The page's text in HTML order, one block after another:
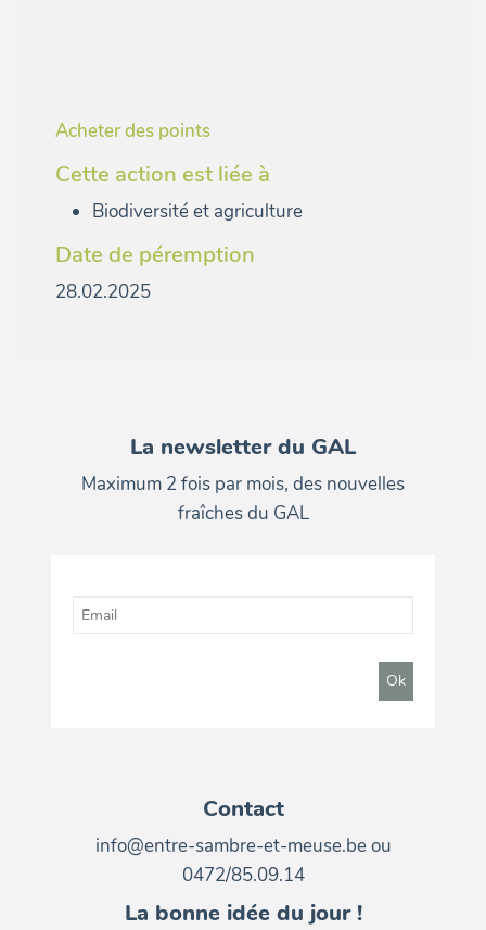
Acheter des points
Cette action est liée à
Biodiversité et agriculture
Date de péremption
28.02.2025
La newsletter du GAL
Maximum 2 fois par mois, des nouvelles
fraîches du GAL
Contact
info@entre-sambre-et-meuse.be ou
0472/85.09.14
La bonne idée du jour !